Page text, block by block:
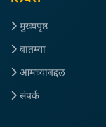
मुख्यपृष्ठ
बातम्या
आमच्याबद्दल
संपर्क